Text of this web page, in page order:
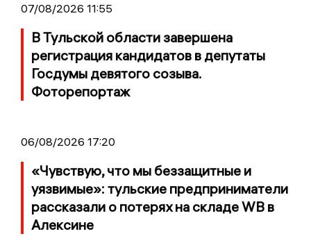
07/08/2026 11:55
В Тульской области завершена
регистрация кандидатов в депутаты
Госдумы девятого созыва.
Фоторепортаж
06/08/2026 17:20
«Чувствую, что мы беззащитные и
уязвимые»: тульские предприниматели
рассказали о потерях на складе WB в
Алексине